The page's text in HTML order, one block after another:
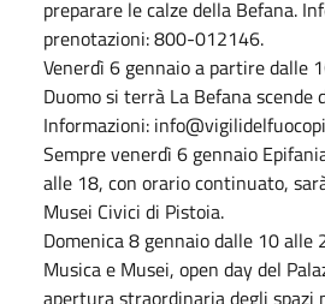
preparare le calze della Befana.
prenotazioni: 800-012146.
Venerdì 6 gennaio a partire dalle
Duomo si terrà La Befana scende
Informazioni:
Sempre venerdì 6 gennaio
alle 18, con orario continuato,
Musei Civici di Pistoia.
Domenica 8 gennaio dalle 10 alle
Musica e Musei, open day del
apertura straordinaria degli spazi